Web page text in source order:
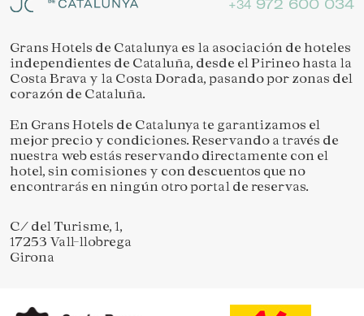
+34
Grans Hotels de Catalunya es la asociación de hoteles
independientes de Cataluña, desde el Pirineo hasta la
Costa Brava y la Costa Dorada, pasando por zonas del
corazón de Cataluña.
En Grans Hotels de Catalunya te garantizamos el
mejor precio y condiciones. Reservando a través de
nuestra web estás reservando directamente con el
hotel, sin comisiones y con descuentos que no
encontrarás en ningún otro portal de reservas.
C/ del Turisme, 1,
17253 Vall-llobrega
Girona